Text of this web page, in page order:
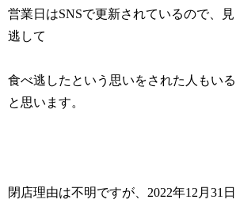
営業日はSNSで更新されているので、見
逃して
食べ逃したという思いをされた人もいる
と思います。
閉店理由は不明ですが、2022年12月31日